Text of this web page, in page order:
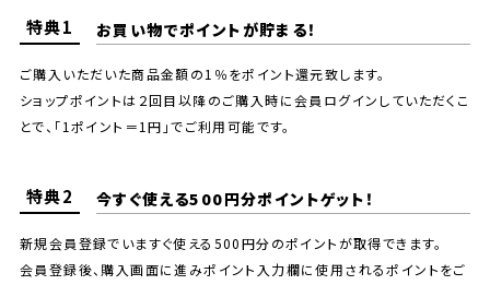
特典1 お買い物でポイントが貯まる！
ご購入いただいた商品金額の1％をポイント還元致します。
ショップポイントは２回目以降のご購入時に会員ログインしていただくこ
とで、「1ポイント＝1円」でご利用可能です。
特典2 今すぐ使える500円分ポイントゲット！
新規会員登録でいますぐ使える500円分のポイントが取得できます。
会員登録後、購入画面に進みポイント入力欄に使用されるポイントをご